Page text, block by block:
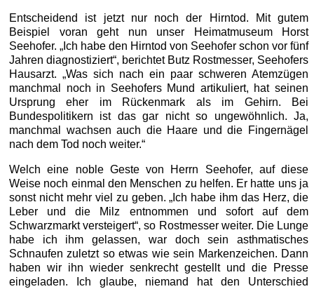
Entscheidend ist jetzt nur noch der Hirntod. Mit gutem
Beispiel voran geht nun unser Heimatmuseum Horst
Seehofer. „Ich habe den Hirntod von Seehofer schon vor fünf
Jahren diagnostiziert“, berichtet Butz Rostmesser, Seehofers
Hausarzt. „Was sich nach ein paar schweren Atemzügen
manchmal noch in Seehofers Mund artikuliert, hat seinen
Ursprung eher im Rückenmark als im Gehirn. Bei
Bundespolitikern ist das gar nicht so ungewöhnlich. Ja,
manchmal wachsen auch die Haare und die Fingernägel
nach dem Tod noch weiter.“
Welch eine noble Geste von Herrn Seehofer, auf diese
Weise noch einmal den Menschen zu helfen. Er hatte uns ja
sonst nicht mehr viel zu geben. „Ich habe ihm das Herz, die
Leber und die Milz entnommen und sofort auf dem
Schwarzmarkt versteigert“, so Rostmesser weiter. Die Lunge
habe ich ihm gelassen, war doch sein asthmatisches
Schnaufen zuletzt so etwas wie sein Markenzeichen. Dann
haben wir ihn wieder senkrecht gestellt und die Presse
eingeladen. Ich glaube, niemand hat den Unterschied